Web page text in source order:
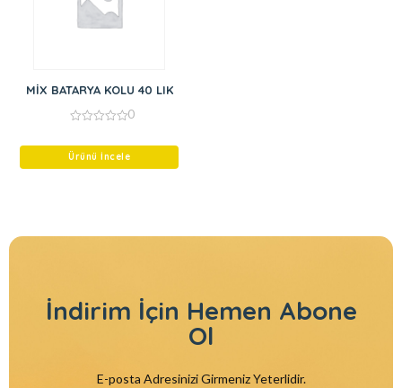
MİX BATARYA KOLU 40 LIK
of
0
Ürünü İncele
İndirim İçin Hemen Abone
Ol
E-posta Adresinizi Girmeniz Yeterlidir.